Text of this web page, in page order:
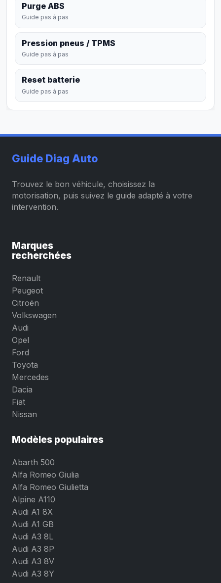
Purge ABS
Guide pas à pas
Pression pneus / TPMS
Guide pas à pas
Reset batterie
Guide pas à pas
Guide Diag Auto
Trouvez le bon véhicule, choisissez la
motorisation, puis suivez le guide adapté à votre
intervention.
Marques
recherchées
Renault
Peugeot
Citroën
Volkswagen
Audi
Opel
Ford
Toyota
Mercedes
Dacia
Fiat
Nissan
Modèles populaires
Abarth 500
Alfa Romeo Giulia
Alfa Romeo Giulietta
Alpine A110
Audi A1 8X
Audi A1 GB
Audi A3 8L
Audi A3 8P
Audi A3 8V
Audi A3 8Y